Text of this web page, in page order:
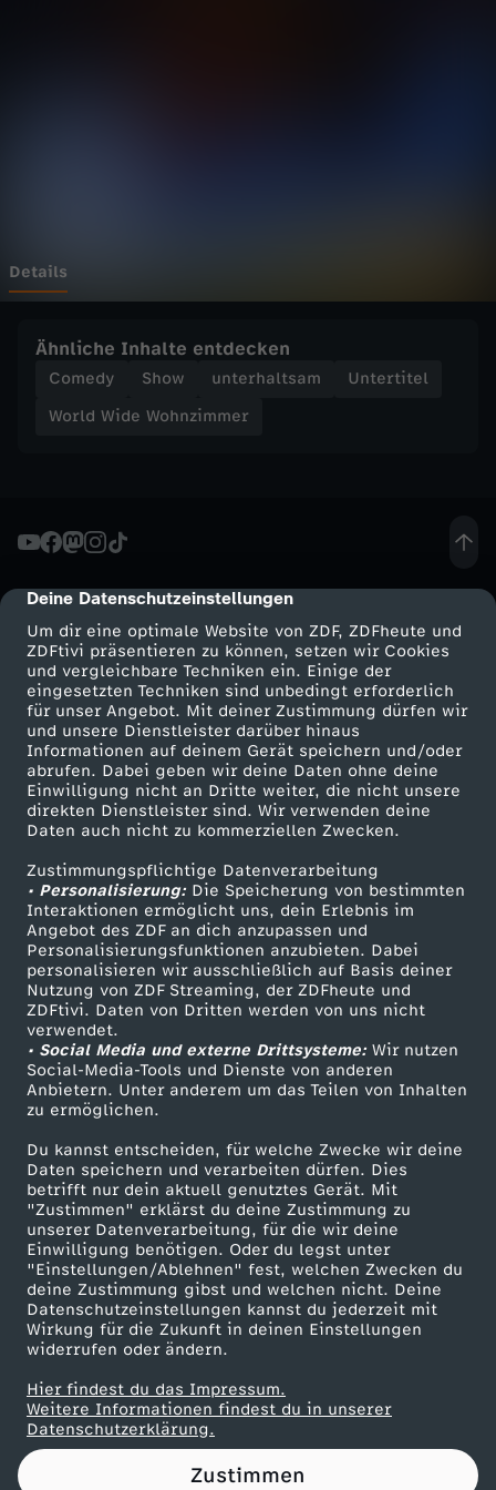
cmp-dialog-description
Deine Datenschutzeinstellungen
Um dir eine optimale Website von ZDF, ZDFheute und
ZDFtivi präsentieren zu können, setzen wir Cookies
und vergleichbare Techniken ein. Einige der
eingesetzten Techniken sind unbedingt erforderlich
für unser Angebot. Mit deiner Zustimmung dürfen wir
und unsere Dienstleister darüber hinaus
Informationen auf deinem Gerät speichern und/oder
abrufen. Dabei geben wir deine Daten ohne deine
Einwilligung nicht an Dritte weiter, die nicht unsere
direkten Dienstleister sind. Wir verwenden deine
Daten auch nicht zu kommerziellen Zwecken.
Zustimmungspflichtige Datenverarbeitung
• Personalisierung:Die Speicherung von bestimmten
Interaktionen ermöglicht uns, dein Erlebnis im
Angebot des ZDF an dich anzupassen und
Personalisierungsfunktionen anzubieten. Dabei
personalisieren wir ausschließlich auf Basis deiner
Nutzung von ZDF Streaming, der ZDFheute und
ZDFtivi. Daten von Dritten werden von uns nicht
verwendet.
• Social Media und externe Drittsysteme:Wir nutzen
Social-Media-Tools und Dienste von anderen
Anbietern. Unter anderem um das Teilen von Inhalten
zu ermöglichen.
Du kannst entscheiden, für welche Zwecke wir deine
Daten speichern und verarbeiten dürfen. Dies
betrifft nur dein aktuell genutztes Gerät. Mit
"Zustimmen" erklärst du deine Zustimmung zu
unserer Datenverarbeitung, für die wir deine
Einwilligung benötigen. Oder du legst unter
"Einstellungen/Ablehnen" fest, welchen Zwecken du
deine Zustimmung gibst und welchen nicht. Deine
Datenschutzeinstellungen kannst du jederzeit mit
Wirkung für die Zukunft in deinen Einstellungen
widerrufen oder ändern.
Hier findest du das Impressum.
Weitere Informationen findest du in unserer
Datenschutzerklärung.
Zustimmen
n
i
e
r
-
E
r
k
e
n
n
s
t
D
U
d
e
n
S
o
Details
Ähnliche Inhalte entdecken
Comedy Show unterhaltsam
Untertitel
World Wide Wohnzimmer
Mehr ZDF
ZDF-Apps
Smart TV
ZDFtext
Livestreams
Sendungen A-Z
TV-Programm
Service
ZDFmitreden
Kontakt zum ZDF
Tickets
Zuschauerservice
Hilfe
ZDF Unternehmen
Karriere
ZDF goes Schule
Werbefernsehen
Mainzelmännchen
Partner